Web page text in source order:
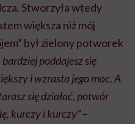
Stworzyła wtedy
większa niż mój
był zielony potworek
bardziej poddajesz się
i wzrasta jego moc. A
się działać, potwór
kurczy i kurczy”–